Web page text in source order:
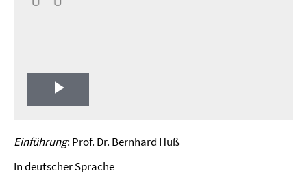
Play
Video
Einführung: Prof. Dr. Bernhard Huß
In deutscher Sprache